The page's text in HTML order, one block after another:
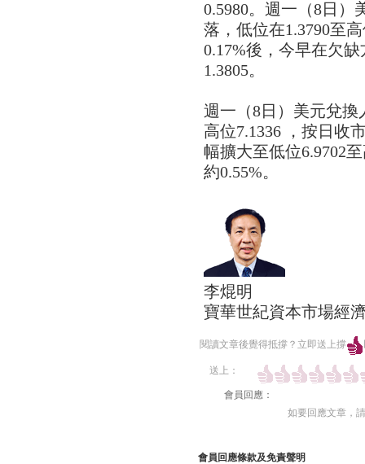
0.5980。週一（8日）
落，低位在1.3790至
0.17%後，今早在欠
1.3805。
週一（8日）美元兌換
高位7.1336 ，按日收
幅擴大至低位6.9702
約0.55%。
李焜明
寶華世紀資本市場經
閱讀文章後覺得抵撐？立即送上撐
送上：
會員回應：
如要回應文章，
會員回應條款及免責聲明